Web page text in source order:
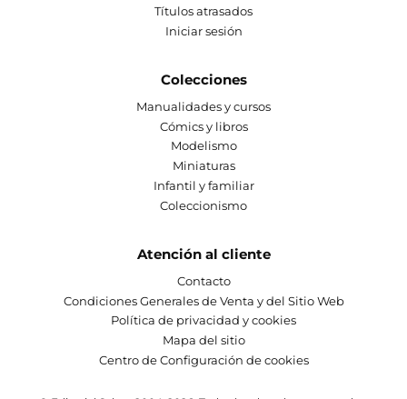
Títulos atrasados
Iniciar sesión
Colecciones
Manualidades y cursos
Cómics y libros
Modelismo
Miniaturas
Infantil y familiar
Coleccionismo
Atención al cliente
Contacto
Condiciones Generales de Venta y del Sitio Web
Política de privacidad y cookies
Mapa del sitio
Centro de Configuración de cookies